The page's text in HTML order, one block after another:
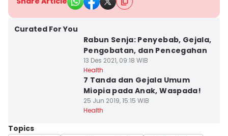
Curated For You
Rabun Senja: Penyebab, Gejala,
Pengobatan, dan Pencegahan
13 Des 2021, 09:18 WIB
Health
7 Tanda dan Gejala Umum
Miopia pada Anak, Waspada!
25 Jun 2019, 15:15 WIB
Health
Topics